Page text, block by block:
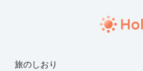
旅のしおり